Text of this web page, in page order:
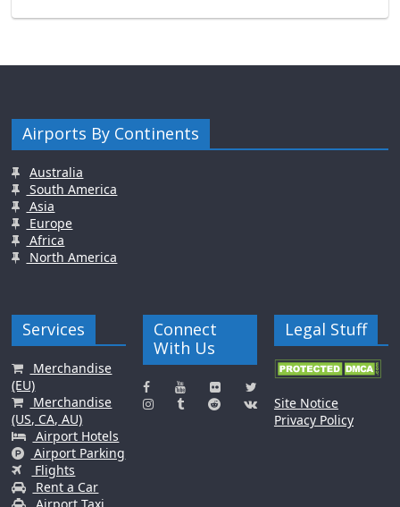
Airports By Continents
Australia
South America
Asia
Europe
Africa
North America
Services
Merchandise
(EU)
Merchandise
(US, CA, AU)
Airport Hotels
Airport Parking
Flights
Rent a Car
Connect
With Us
Legal Stuff
Site Notice
Privacy Policy